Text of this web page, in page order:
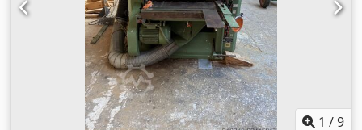
vezérlés Meghajtott, érdessé tett adagolóhenger Szállítási
terjedelem: Az összes szívócső, beleértve a gyűjtőcsövet
Négy mechanikusan, magasságban állítható görgőspálya
Megtekintés és próbaüzem előzetes egyeztetés alapján
1 /9